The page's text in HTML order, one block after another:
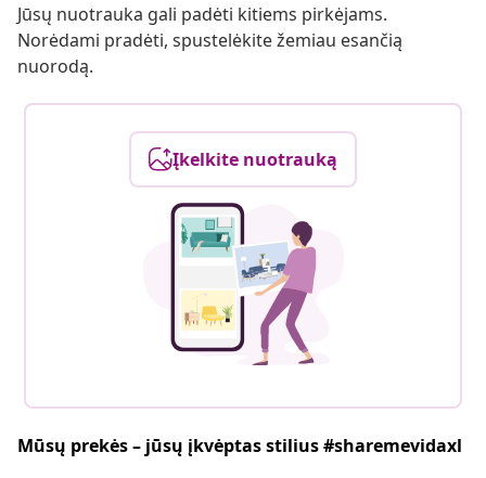
Jūsų nuotrauka gali padėti kitiems pirkėjams.
Norėdami pradėti, spustelėkite žemiau esančią
nuorodą.
Įkelkite nuotrauką
Mūsų prekės – jūsų įkvėptas stilius #sharemevidaxl